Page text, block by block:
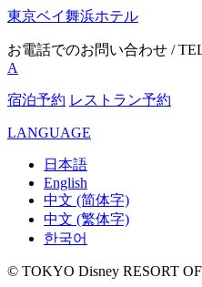
東京ベイ舞浜ホテル
お電話でのお問い合わせ /
A
宿泊予約 レストラン予約
LANGUAGE
日本語
English
中文 (简体字)
中文 (繁体字)
한국어
© TOKYO Disney RESORT